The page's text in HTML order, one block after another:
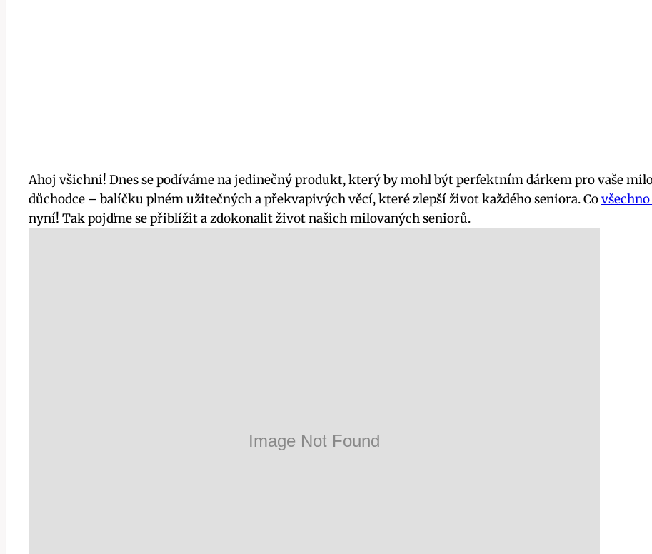
Ahoj všichni! Dnes se podíváme na jedinečný produkt, který by mohl být perfektním dárkem pro vaše
důchodce – balíčku plném užitečných a překvapivých věcí, které zlepší život každého seniora. Covšechno
nyní! Tak pojďme se přiblížit a zdokonalit život našich milovaných seniorů.